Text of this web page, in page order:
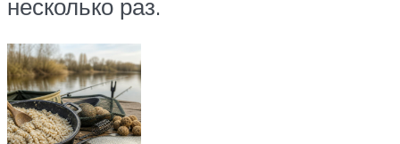
несколько раз.